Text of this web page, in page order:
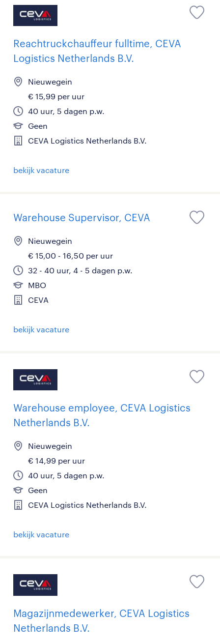
Reachtruckchauffeur fulltime, CEVA
Logistics Netherlands B.V.
Nieuwegein
€ 15,99 per uur
40 uur, 5 dagen p.w.
Geen
CEVA Logistics Netherlands B.V.
bekijk vacature
Warehouse Supervisor, CEVA
Nieuwegein
€ 15,00 - 16,50 per uur
32 - 40 uur, 4 - 5 dagen p.w.
MBO
CEVA
bekijk vacature
Warehouse employee, CEVA Logistics
Netherlands B.V.
Nieuwegein
€ 14,99 per uur
40 uur, 5 dagen p.w.
Geen
CEVA Logistics Netherlands B.V.
bekijk vacature
Magazijnmedewerker, CEVA Logistics
Netherlands B.V.